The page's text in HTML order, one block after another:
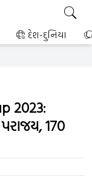
દેશ-દુનિયા
2023:
170